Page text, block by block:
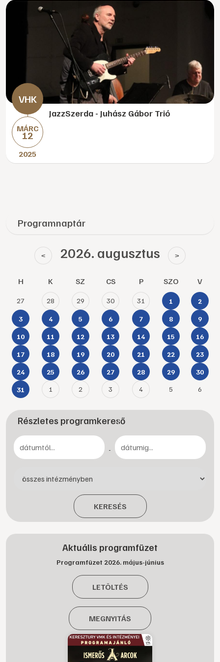
MÁRC
12
2025
JazzSzerda - Juhász Gábor Trió
Programnaptár
< 2026. augusztus >
H K SZ CS P SZO V
27 28 29 30 31 1 2
3 4 5 6 7 8 9
10 11 12 13 14 15 16
17 18 19 20 21 22 23
24 25 26 27 28 29 30
31 1 2 3 4 5 6
Részletes programkereső
-
KERESÉS
Aktuális programfüzet
Programfüzet 2026. május-június
LETÖLTÉS
MEGNYITÁS